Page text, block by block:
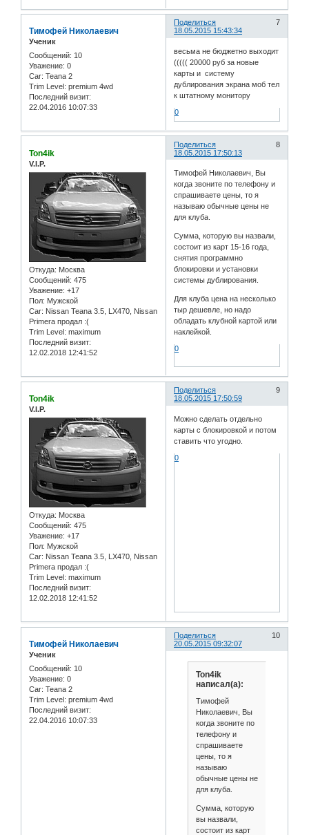
Поделиться
7
18.05.2015 15:43:34
Тимофей Николаевич
Ученик
Сообщений: 10
Уважение: 0
Car: Teana 2
Trim Level: premium 4wd
Последний визит:
22.04.2016 10:07:33
весьма не бюджетно выходит
((((( 20000 руб за новые
карты и систему
дублирования экрана моб тел
к штатному монитору
0
Поделиться
8
18.05.2015 17:50:13
Ton4ik
V.I.P.
Откуда: Москва
Сообщений: 475
Уважение: +17
Пол: Мужской
Car: Nissan Teana 3.5, LX470, Nissan
Primera продал :(
Trim Level: maximum
Последний визит:
12.02.2018 12:41:52
Тимофей Николаевич, Вы
когда звоните по телефону и
спрашиваете цены, то я
называю обычные цены не
для клуба.
Сумма, которую вы назвали,
состоит из карт 15-16 года,
снятия программно
блокировки и установки
системы дублирования.
Для клуба цена на несколько
тыр дешевле, но надо
обладать клубной картой или
наклейкой.
0
Поделиться
9
18.05.2015 17:50:59
Ton4ik
V.I.P.
Откуда: Москва
Сообщений: 475
Уважение: +17
Пол: Мужской
Car: Nissan Teana 3.5, LX470, Nissan
Primera продал :(
Trim Level: maximum
Последний визит:
12.02.2018 12:41:52
Можно сделать отдельно
карты с блокировкой и потом
ставить что угодно.
0
Поделиться
10
20.05.2015 09:32:07
Тимофей Николаевич
Ученик
Сообщений: 10
Уважение: 0
Car: Teana 2
Trim Level: premium 4wd
Последний визит:
22.04.2016 10:07:33
Ton4ik
написал(а):
Тимофей
Николаевич, Вы
когда звоните по
телефону и
спрашиваете
цены, то я
называю
обычные цены не
для клуба.
Сумма, которую
вы назвали,
состоит из карт